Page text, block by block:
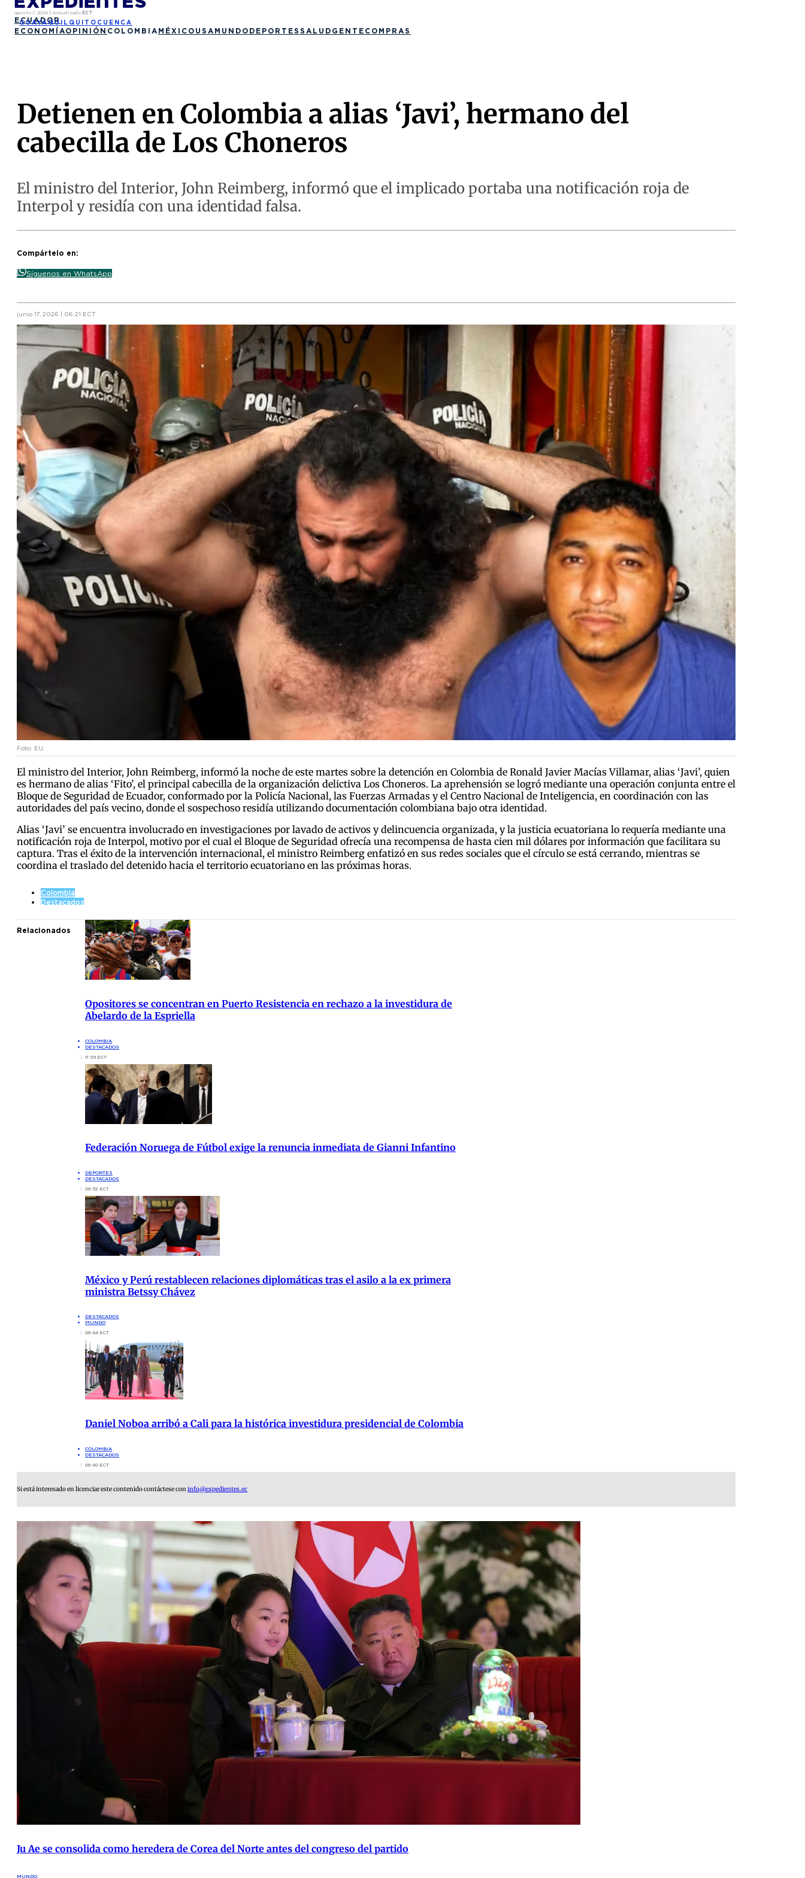
agosto 7, 2026 | Actualizado ECT
ECUADOR
GUAYAQUIL QUITO CUENCA
ECONOMÍAOPINIÓN COLOMBIA MÉXICO USA MUNDO DEPORTES SALUD GENTE COMPRAS
Detienen en Colombia a alias ‘Javi’, hermano del
cabecilla de Los Choneros
El ministro del Interior, John Reimberg, informó que el implicado portaba una notificación roja de
Interpol y residía con una identidad falsa.
Compártelo en:
Síguenos en WhatsApp
junio 17, 2026 | 06:21 ECT
Foto: EU.
El ministro del Interior, John Reimberg, informó la noche de este martes sobre la detención en Colombia de Ronald Javier Macías Villamar, alias ‘Javi’, quien
es hermano de alias ‘Fito’, el principal cabecilla de la organización delictiva Los Choneros. La aprehensión se logró mediante una operación conjunta entre el
Bloque de Seguridad de Ecuador, conformado por la Policía Nacional, las Fuerzas Armadas y el Centro Nacional de Inteligencia, en coordinación con las
autoridades del país vecino, donde el sospechoso residía utilizando documentación colombiana bajo otra identidad.
Alias ‘Javi’ se encuentra involucrado en investigaciones por lavado de activos y delincuencia organizada, y la justicia ecuatoriana lo requería mediante una
notificación roja de Interpol, motivo por el cual el Bloque de Seguridad ofrecía una recompensa de hasta cien mil dólares por información que facilitara su
captura. Tras el éxito de la intervención internacional, el ministro Reimberg enfatizó en sus redes sociales que el círculo se está cerrando, mientras se
coordina el traslado del detenido hacia el territorio ecuatoriano en las próximas horas.
Colombia
Destacados
Relacionados
Opositores se concentran en Puerto Resistencia en rechazo a la investidura de
Abelardo de la Espriella
COLOMBIA
DESTACADOS
11:39 ECT
Federación Noruega de Fútbol exige la renuncia inmediata de Gianni Infantino
DEPORTES
DESTACADOS
09:52 ECT
México y Perú restablecen relaciones diplomáticas tras el asilo a la ex primera
ministra Betssy Chávez
DESTACADOS
MUNDO
09:44 ECT
Daniel Noboa arribó a Cali para la histórica investidura presidencial de Colombia
COLOMBIA
DESTACADOS
09:40 ECT
Si está interesado en licenciar este contenido contáctese coninfo@expedientes.ec
Ju Ae se consolida como heredera de Corea del Norte antes del congreso del partido
MUNDO